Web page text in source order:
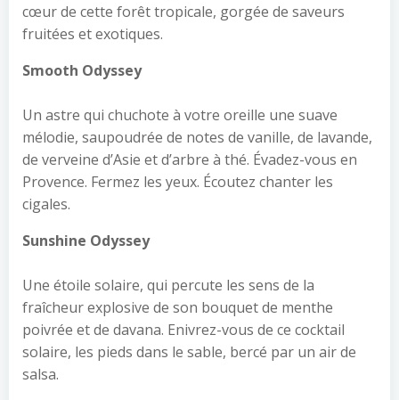
cœur de cette forêt tropicale, gorgée de saveurs
fruitées et exotiques.
Smooth Odyssey
Un astre qui chuchote à votre oreille une suave
mélodie, saupoudrée de notes de vanille, de lavande,
de verveine d’Asie et d’arbre à thé. Évadez-vous en
Provence. Fermez les yeux. Écoutez chanter les
cigales.
Sunshine Odyssey
Une étoile solaire, qui percute les sens de la
fraîcheur explosive de son bouquet de menthe
poivrée et de davana. Enivrez-vous de ce cocktail
solaire, les pieds dans le sable, bercé par un air de
salsa.